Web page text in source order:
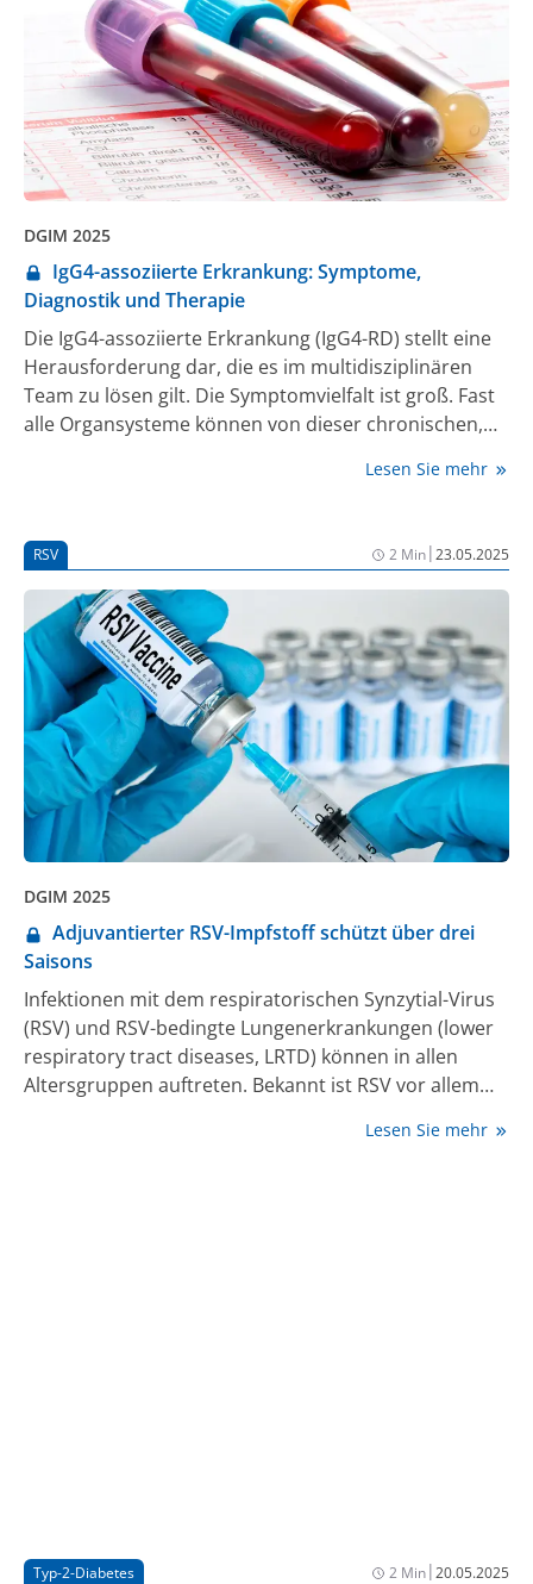
DGIM 2025
IgG4-assoziierte Erkrankung: Symptome,
Diagnostik und Therapie
Die IgG4-assoziierte Erkrankung (IgG4-RD) stellt eine
Herausforderung dar, die es im multidisziplinären
Team zu lösen gilt. Die Symptomvielfalt ist groß. Fast
alle Organsysteme können von dieser chronischen,
Überschneidungen im klinischen Erscheinungsbild
mit anderen Erkrankungen, darunter Autoimmun-,
entzündliche und Krebserkrankungen sowie
Infektionen sind häufig. Um diese einordnen zu
können, ist die multidisziplinäre Zusammenarbeit
essenziell, wie Experten im Rahmen eines
Symposiums anlässlich des 131. Kongresses der
Deutschen Gesellschaft für Innere Medizin (DGIM)
betonten.
Lesen Sie mehr
RSV 2 Min|23.05.2025
DGIM 2025
Adjuvantierter RSV-Impfstoff schützt über drei
Saisons
Infektionen mit dem respiratorischen Synzytial-Virus
(RSV) und RSV-bedingte Lungenerkrankungen (lower
respiratory tract diseases, LRTD) können in allen
Altersgruppen auftreten. Bekannt ist RSV vor allem
Verläufe mit Hospitalisierung besteht jedochLesen Sie mehr
Typ-2-Diabetes 2 Min|20.05.2025